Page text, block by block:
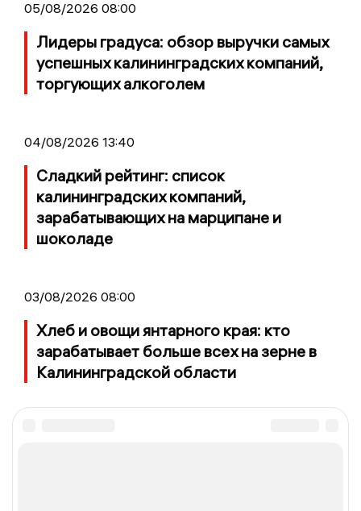
05/08/2026 08:00
Лидеры градуса: обзор выручки самых
успешных калининградских компаний,
торгующих алкоголем
04/08/2026 13:40
Сладкий рейтинг: список
калининградских компаний,
зарабатывающих на марципане и
шоколаде
03/08/2026 08:00
Хлеб и овощи янтарного края: кто
зарабатывает больше всех на зерне в
Калининградской области